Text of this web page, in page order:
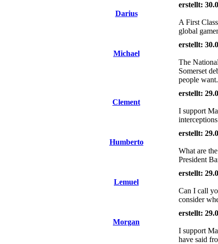
Darius
erstellt:
A First
global
Michael
erstellt:
The
Somerset
people
Clement
erstellt:
I support
Humberto
erstellt:
What are
President
Lemuel
erstellt:
Can I call
consider
Morgan
erstellt:
I support
have said